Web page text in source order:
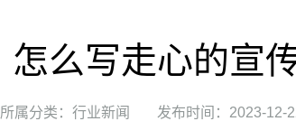
怎么写走心的宣
所属分类：行业新闻 发布时间：2023-12-